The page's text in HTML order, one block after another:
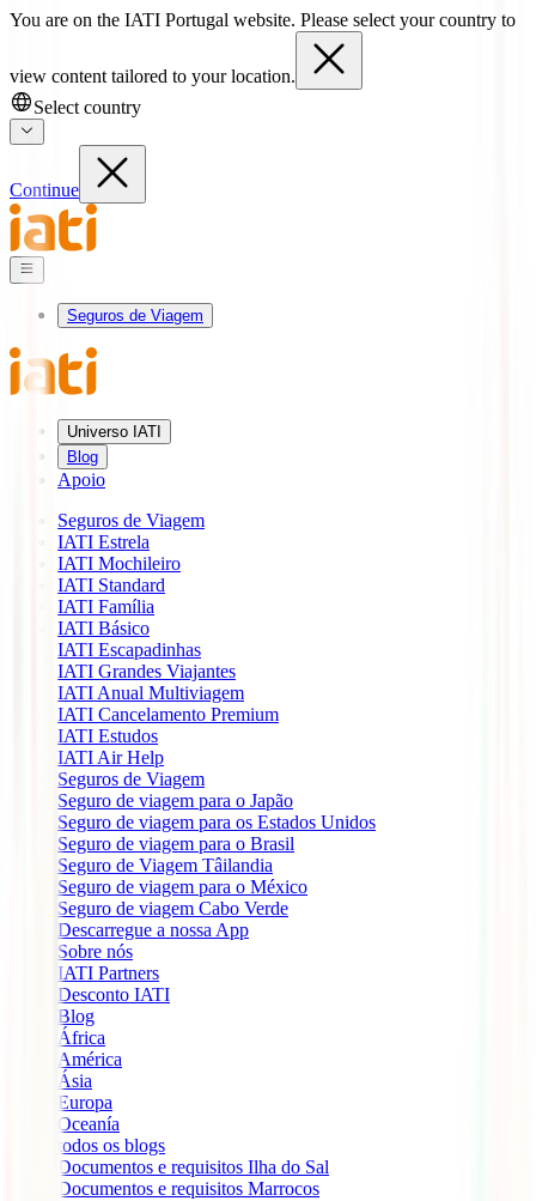
You are on the IATI Portugal website. Please select your country to
view content tailored to your location.
Select country
Continue
Seguros de Viagem
Universo IATI
Blog
Apoio
Seguros de Viagem
IATI Estrela
IATI Mochileiro
IATI Standard
IATI Família
IATI Básico
IATI Escapadinhas
IATI Grandes Viajantes
IATI Anual Multiviagem
IATI Cancelamento Premium
IATI Estudos
IATI Air Help
Seguros de Viagem
Seguro de viagem para o Japão
Seguro de viagem para os Estados Unidos
Seguro de viagem para o Brasil
Seguro de Viagem Tâilandia
Seguro de viagem para o México
Seguro de viagem Cabo Verde
Descarregue a nossa App
Sobre nós
IATI Partners
Desconto IATI
Blog
África
América
Ásia
Europa
Oceanía
todos os blogs
Documentos e requisitos Ilha do Sal
Documentos e requisitos Marrocos